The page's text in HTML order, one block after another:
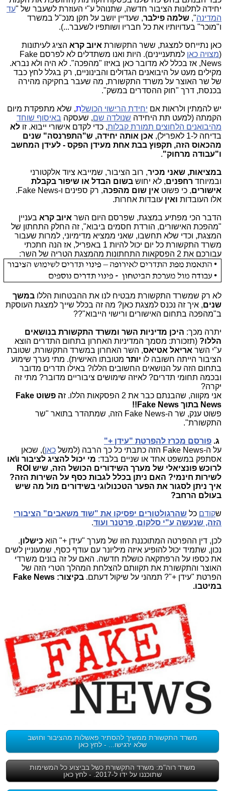
יחידה לתלונות הציבור חדשה, שתנוהל ע"י העוזרת לשעבר של "עד
המדינה", שלמה פילבר, שעדיין יושב על תקן מנכ"ל במשרד
ו"מוכר" בעדויותיו את כל חבריו ושותפיו לשעבר...).
כאן נתייחס למצגת, ששר התקשורת איוב קרא הציג לעיתונות
(מצויה כאן
למתעניינים). היות ואנו משתדלים לא לפרסם Fake
News, אז בכלל לא מדובר כאן באיזו "מהפכה". לא היה ולא נברא.
מקילים מעט על היבואנים הגדולים והבינוניים, רק בגלל לחץ כבד
של שר האוצר על משרד התקשורת, מה שעבר בחקיקה מהירה
בכנסת, דרך "חוק ההסדרים במשק".
יש להמתין ולראות אם יחידת הרישוי הכושלת, שלא מתפקדת מיום
הקמתה (למעט תת היחידה שנולדה שם, שעסקה באיסוף שוחד
מהיבואנים הלחוצים תמורת קבלות, כדי לקדם אישורי ייבוא. זו לא
בדיחה ל-1 לאפריל),
אכן אותה יחידה, ש"התפרנסה" שנים
מהכאוס הזה, תקפוץ בבת אחת מעידן הפקס - לעידן המחשב
ו"עבודה מרחוק".
במציאות, שאני מכיר, רוב הציבור, שמייבא ציוד אלקטורני
ובמיוחד רחפנים, לא יחוש בשום הבדל או שיפור בקבלת
אישורים, כי פשוט אין שום מהפכה
, רק ספינים ו-Fake News.
אלו העובדות ואין עובדות אחרות.
הדבר הכי מפתיע במצגת, שפרסם היום השר איוב קרא בעניין
"מהפכת האישורים, הורדת חסמים ביבוא", זה החלק התחתון של
המצגת, וכדי שלא תחשבו, שאני ממציא מדימיוני, למרות שעבור
משרד התקשורת כל יום יכול להיות 1 באפריל, אז הנה חתכתי
עבורכם את 2 הפסקאות התחתונות מהמצגת הטריה של השר:
לא רק שמשרד התקשורת מבטיח לנו את ההבטחות הללו במשך
שנים, איך זה נכנס למצגת כאן? מה זה בכלל שייך למצגת העוסקת
ב"מהפכה בתחום האישורים ורישוי הייבוא"??
יתרה מכך: היכן מדיניות השר ומשרד התקשורת בנושאים
הללו? (תזכורת: מסמך המדיניות האחרון בתחום התדרים הוצא
ע"י השר אריאל אטיאס, השר האחרון במשרד התקשורת, שטובת
הציבור הייתה חשובה לו יותר מטובתו האישית). מתי נערך שימוע
בתחום הזה על הנושאים החשובים הללו? באילו תדרים מדובר
ובכמה תחומי תדרים? לאיזה שימושים ציבוריים מדובר? מתי זה
יקרה?
אני מקווה, שהבנתם כבר את 2 הפסקאות הללו. ז
ה פשוט Fake
News בתוך Fake News!!
פשוט ענק, שר ה-Fake News הזה, שמתהדר בתואר "שר
התקשורת".
ג. פורסם מכרז להפרטת "עידן +"
על ה-Fake News הזה כתבתי כל כך הרבה (למשל
כאן), שכאן
אסתפק במשפט אחד או שניים בלבד: מי יכול להציג לציבור ו\או
לרוכש פונציאלי של מערך השידורים הכושל הזה, שיש ROI
לשירות חינמי? האם ניתן בכלל לגבות כסף על השירות הזה?
איך ניתן לסגור את הפער הטכנולוגי בשידורים מול מה שיש
בעולם הרחב?
שקודם כל שהרגולטורים יפסיקו את "שוד משאבים" הציבורי
הזה, שנעשה ע"י סלקום, פרטנר ועוד.
לכן, דין ההפרטה המתוכננת הזו של מערך "עידן +" הוא כישלון.
נכון, שתמיד יכול להופיע איזה מיליונר עם עודף כסף, שמעוניין לשים
את כספו על הרפתקאה כושלת חדשה. האם על זה בונים משרדי
האוצר והתקשורת את תקוותם להצלחת המהלך הטרי הזה של
הפרטת "עידן +"? תמהני על שיקול דעתם.
בקיצור: Fake News
במיטבו.
משרד התקשורת ממשיך להסתיר פאשלות מהציבור וחושב
שלא ירגישו... - לחץ כאן
משרד רוה"מ: משרד התקשורת כשל בביצוע כל המשימות
שתוכננו על ידו ל-2017. - לחץ כאן